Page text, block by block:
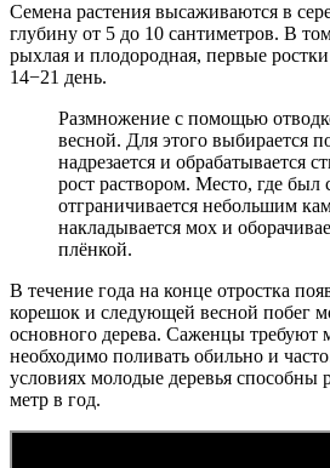
Семена растения высаживаются в
глубину от 5 до 10 сантиметров. В
рыхлая и плодородная, первые
14−21 день.
Размножение с помощью
весной. Для этого выбирается
надрезается и обрабатывается
рост раствором. Место, где был
отграничивается небольшим
накладывается мох и
плёнкой.
В течение года на конце отростка
корешок и следующей весной побег
основного дерева. Саженцы требуют
необходимо поливать обильно и
условиях молодые деревья способны
метр в год.